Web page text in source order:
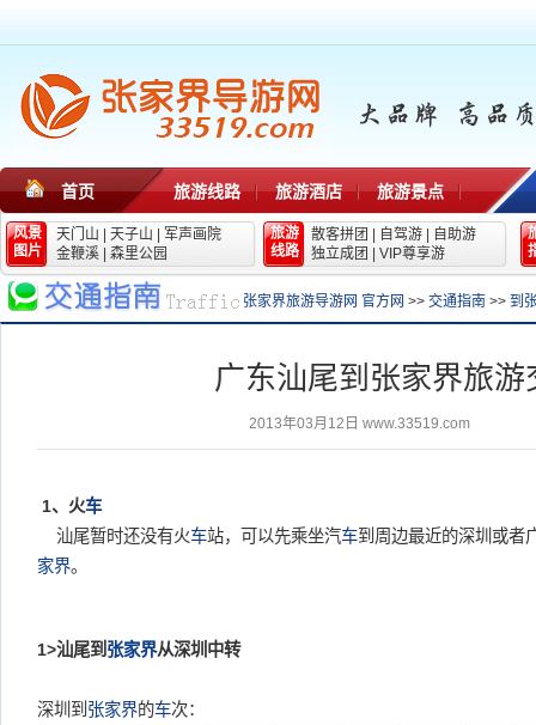
首页 旅游线路 旅游酒店 旅游景点
风景
图片
天门山 天子山
军声画院
金鞭溪
森里公园
旅游
线路
散客拼团 自驾游
自助游
独立成团
VIP尊享游
张家界旅游导游网 官方网 >> 交通指南 >> 到
广东汕尾到张家界旅游
2013年03月12日 www.33519.com
1、火车
汕尾暂时还没有火车站， 可以先乘坐汽车到周边最近的深圳或者
家界。
1>汕尾到 张家界从深圳中转
深圳到 张家界的车次：